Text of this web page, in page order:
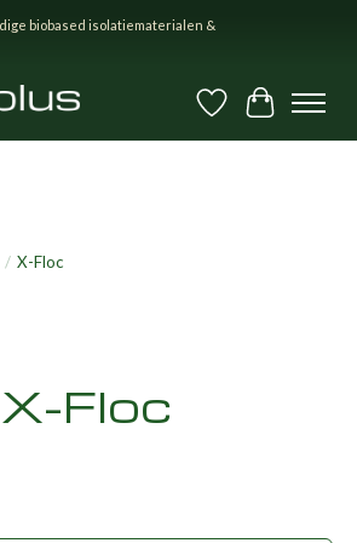
biobased isolatiematerialen &
Verlanglijst
/ X-Floc
X-Floc